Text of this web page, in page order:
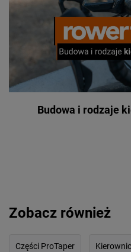
Budowa i rodzaje
Zobacz również
Części ProTaper